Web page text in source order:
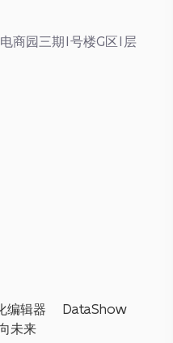
商园三期1号楼G区1层
编辑器
DataShow
未来